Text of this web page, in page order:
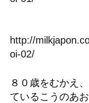
http://
oi-02/
８０歳をむかえ
ているこうのあお